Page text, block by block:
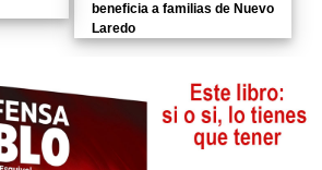
beneficia a familias de Nuevo
Laredo